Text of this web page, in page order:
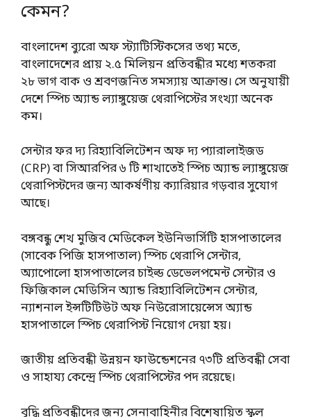
কেমন?
বাংলাদেশ ব্যুরো অফ স্ট্যাটিস্টিকসের তথ্য মতে,
বাংলাদেশের প্রায় ২.৫ মিলিয়ন প্রতিবন্ধীর মধ্যে শতকরা
২৮ ভাগ বাক ও শ্রবণজনিত সমস্যায় আক্রান্ত। সে অনুযায়ী
দেশে স্পিচ অ্যান্ড ল্যাঙ্গুয়েজ থেরাপিস্টের সংখ্যা অনেক
কম।
সেন্টার ফর দ্য রিহ্যাবিলিটেশন অফ দ্য প্যারালাইজড
(CRP) বা সিআরপির ৬ টি শাখাতেই স্পিচ অ্যান্ড ল্যাঙ্গুয়েজ
থেরাপিস্টদের জন্য আকর্ষণীয় ক্যারিয়ার গড়বার সুযোগ
আছে।
বঙ্গবন্ধু শেখ মুজিব মেডিকেল ইউনিভার্সিটি হাসপাতালের
(সাবেক পিজি হাসপাতাল) স্পিচ থেরাপি সেন্টার,
অ্যাপোলো হাসপাতালের চাইল্ড ডেভেলপমেন্ট সেন্টার ও
ফিজিকাল মেডিসিন অ্যান্ড রিহ্যাবিলিটেশন সেন্টার,
ন্যাশনাল ইন্সটিটিউট অফ নিউরোসায়েন্সেস অ্যান্ড
হাসপাতালে স্পিচ থেরাপিস্ট নিয়োগ দেয়া হয়।
জাতীয় প্রতিবন্ধী উন্নয়ন ফাউন্ডেশনের ৭৩টি প্রতিবন্ধী সেবা
ও সাহায্য কেন্দ্রে স্পিচ থেরাপিস্টের পদ রয়েছে।
বুদ্ধি প্রতিবন্ধীদের জন্য সেনাবাহিনীর বিশেষায়িত স্কুল